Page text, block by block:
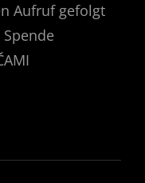
Aufruf gefolgt